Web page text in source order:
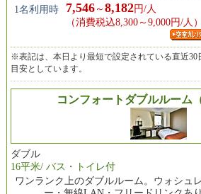
1名利用時 7,546～8,182円/人
（消費税込8,300～9,000円/人）
※表記は、本日より最短で設定されている直近30
目安としています。
コンフォートダブルルーム
ダブル
16平米/ バス・トイレ付
ワンランク上のダブルルーム。ウォシュ